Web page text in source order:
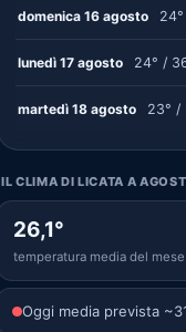
domenica 16 agosto
lunedì 17 agosto 24° /
martedì 18 agosto 23° /
IL CLIMA DI LICATA A
26,1°
temperatura media del mese
Oggi media prevista